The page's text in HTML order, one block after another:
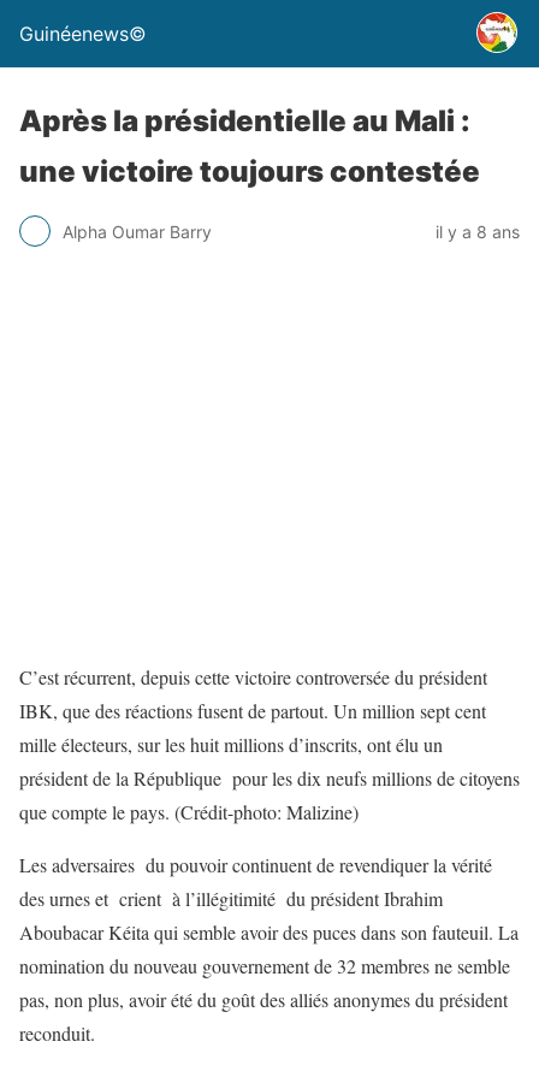
Guinéenews©
Après la présidentielle au Mali :
une victoire toujours contestée
Alpha Oumar Barry il y a 8 ans
C’est récurrent, depuis cette victoire controversée du président
IBK, que des réactions fusent de partout. Un million sept cent
mille électeurs, sur les huit millions d’inscrits, ont élu un
président de la République pour les dix neufs millions de citoyens
que compte le pays. (Crédit-photo: Malizine)
Les adversaires du pouvoir continuent de revendiquer la vérité
des urnes et crient à l’illégitimité du président Ibrahim
Aboubacar Kéita qui semble avoir des puces dans son fauteuil. La
nomination du nouveau gouvernement de 32 membres ne semble
pas, non plus, avoir été du goût des alliés anonymes du président
reconduit.